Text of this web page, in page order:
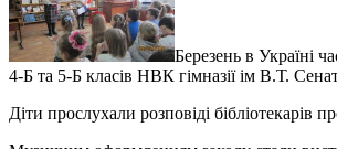
Березень в Україні
4-Б та 5-Б класів НВК гімназії ім В.Т.
Діти прослухали розповіді бібліотекарів